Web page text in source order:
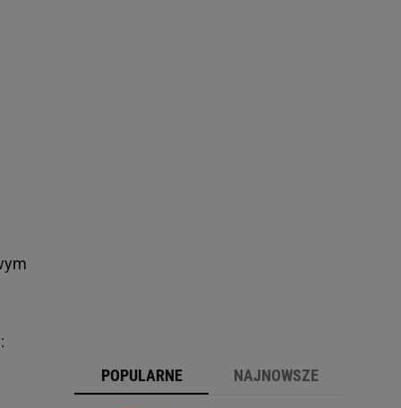
POPULARNE NAJNOWSZE